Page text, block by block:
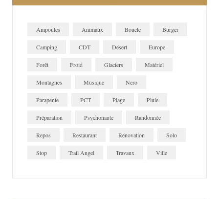
Ampoules Animaux Boucle Burger
Camping CDT Désert Europe
Forêt Froid Glaciers Matériel
Montagnes Musique Nero
Parapente PCT Plage Pluie
Préparation Psychonaute Randonnée
Repos Restaurant Rénovation Solo
Stop Trail Angel Travaux Ville